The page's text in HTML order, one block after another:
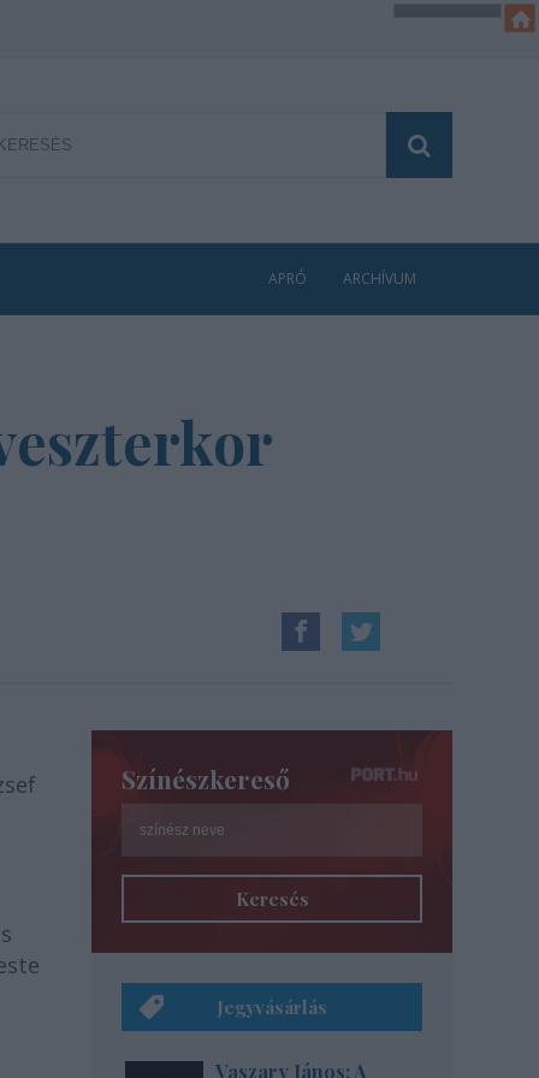
APRÓ ARCHÍVUM
Színészkereső
Keresés
Jegyvásárlás
Vaszary János: A